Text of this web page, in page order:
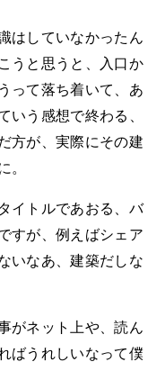
はしていなかったん
うと思うと、入口か
って落ち着いて、あ
いう感想で終わる、
方が、実際にその建
。
イトルであおる、バ
すが、例えばシェア
いなあ、建築だしな
がネット上や、読ん
ばうれしいなって僕